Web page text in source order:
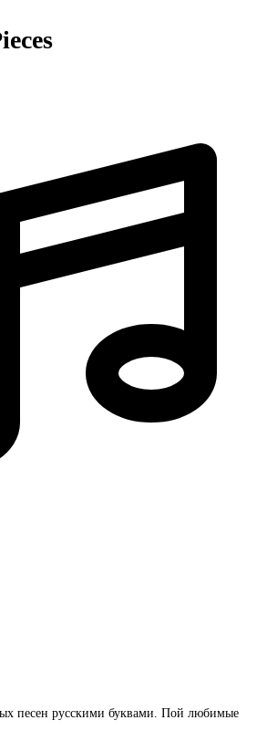
песен русскими буквами. Пой любимые